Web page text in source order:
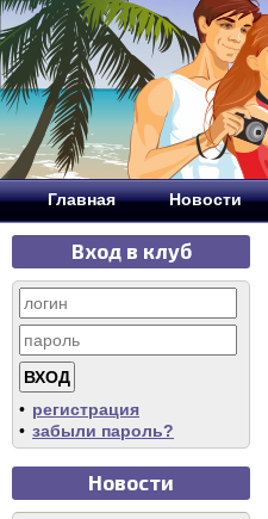
Главная Новости
Вход в клуб
• регистрация
• забыли пароль?
Новости